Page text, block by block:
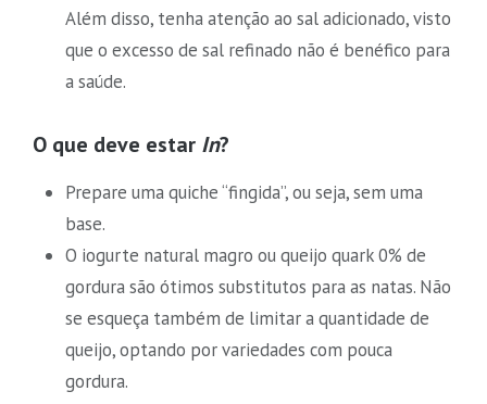
Além disso, tenha atenção ao sal adicionado, visto
que o excesso de sal refinado não é benéfico para
a saúde.
O que deve estarIn?
Prepare uma quiche “fingida”, ou seja, sem uma
base.
O iogurte natural magro ou queijo quark 0% de
gordura são ótimos substitutos para as natas. Não
se esqueça também de limitar a quantidade de
queijo, optando por variedades com pouca
gordura.